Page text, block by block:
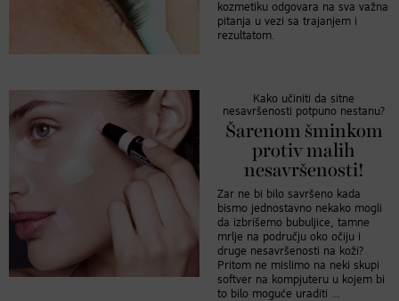
kozmetiku odgovara na sva važna
pitanja u vezi sa trajanjem i
rezultatom.
Kako učiniti da sitne
nesavršenosti potpuno nestanu?
Šarenom šminkom
protiv malih
nesavršenosti!
Zar ne bi bilo savršeno kada
bismo jednostavno nekako mogli
da izbrišemo bubuljice, tamne
mrlje na području oko očiju i
druge nesavršenosti na koži?
Pritom ne mislimo na neki skupi
softver na kompjuteru u kojem bi
to bilo moguće uraditi …